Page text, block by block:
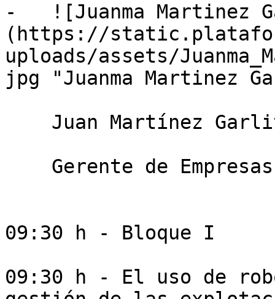
-   ![Juanma Martinez
(https://
uploads/assets/
jpg "Juanma Martinez
09:30 h - Bloque I
09:30 h - El uso de